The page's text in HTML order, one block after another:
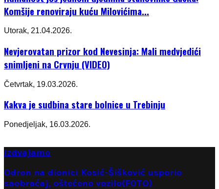
Komšije renoviraju kuću Milovićima...
Utorak, 21.04.2026.
Nevjerovatan prizor kod Nevesinja: Mali medvjedići
snimljeni na Crvnju (VIDEO)
Četvrtak, 19.03.2026.
Kakva je sudbina stare bolnice u Trebinju
Ponedjeljak, 16.03.2026.
Izdvajamo
Odron na dionici Kosić-Šišković usporio
saobraćaj, oštećeno vozilo(FOTO)